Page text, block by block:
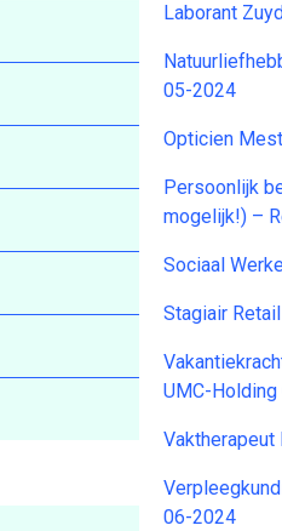
Laborant
05-2024
Opticien
Persoonlijk
mogelijk!) –
Sociaal
Stagiair
UMC-
Vaktherapeut
06-2024